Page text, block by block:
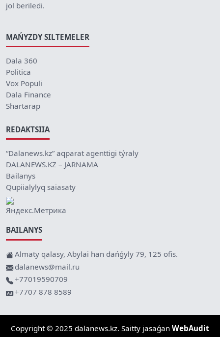
jol beriledi.
MAŃYZDY SILTEMELER
Dala 360
Politica
Vox Populi
Dala Finance
Shartarap
REDAKTSIIA
“Dalanews.kz” aqparat agenttigi týraly
DALANEWS.KZ – JARNAMA
Bailanys
Qupiialylyq saiasaty
BAILANYS
Almaty qalasy, Abylai han dańǵyly 79, 125 ofis.
dalanews@mail.ru
+77019590709
+7707 878 8589
Copyright © 2025 dalanews.kz. Saitty jasaǵan WebAudit